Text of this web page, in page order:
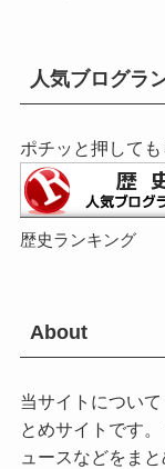
人気ブログラ
ポチッと押して
歴史ランキング
About
当サイトについ
とめサイトです
ュースなどをま